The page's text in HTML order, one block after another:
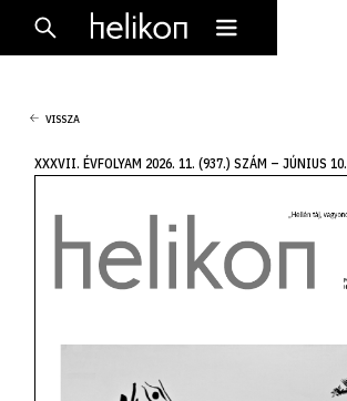
VISSZA
XXXVII. ÉVFOLYAM 2026. 11. (937.) SZÁM – JÚNIUS 10.